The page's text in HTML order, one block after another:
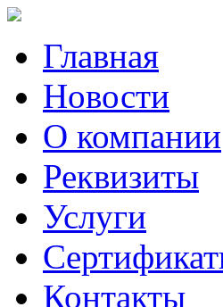
Главная
Новости
О компании
Реквизиты
Услуги
Контакты